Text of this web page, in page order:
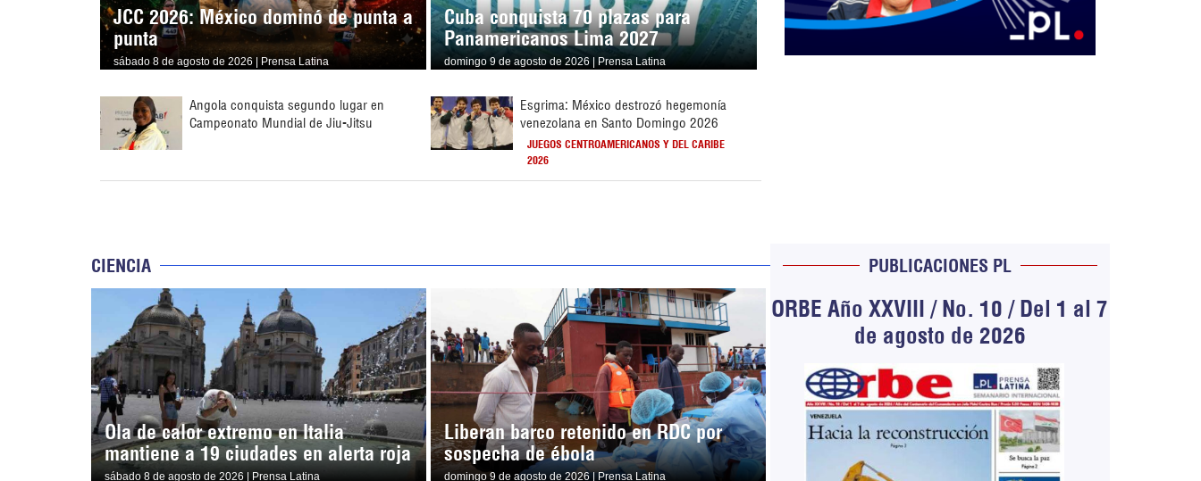
JCC 2026: México dominó de punta a
punta
sábado 8 de agosto de 2026 | Prensa Latina
Cuba conquista 70 plazas para
Panamericanos Lima 2027
domingo 9 de agosto de 2026 | Prensa Latina
Angola conquista segundo lugar en
Campeonato Mundial de Jiu-Jitsu
Esgrima: México destrozó hegemonía
venezolana en Santo Domingo 2026
JUEGOS CENTROAMERICANOS Y DEL CARIBE
2026
CIENCIA
Ola de calor extremo en Italia
mantiene a 19 ciudades en alerta roja
sábado 8 de agosto de 2026 | Prensa Latina
Liberan barco retenido en RDC por
sospecha de ébola
domingo 9 de agosto de 2026 | Prensa Latina
PUBLICACIONES PL
ORBE Año XXVIII / No. 10 / Del 1 al 7
de agosto de 2026